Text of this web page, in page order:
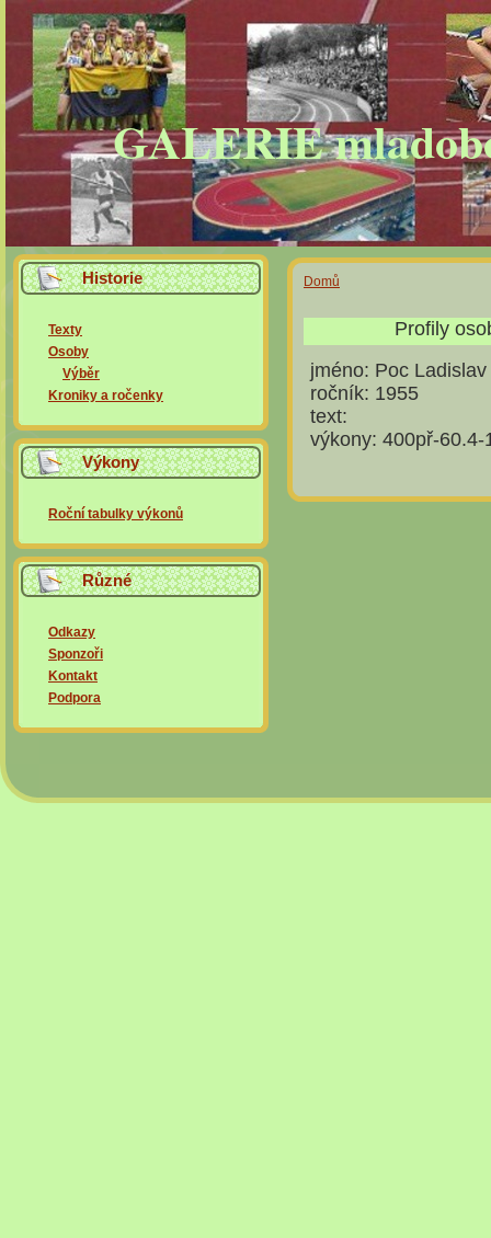
GALERIE
Historie
Texty
Osoby
Výběr
Kroniky a ročenky
Výkony
Roční tabulky výkonů
Různé
Odkazy
Sponzoři
Kontakt
Podpora
Domů
Profily
jméno: Poc Ladislav
ročník: 1955
text:
výkony: 400př-60.4-